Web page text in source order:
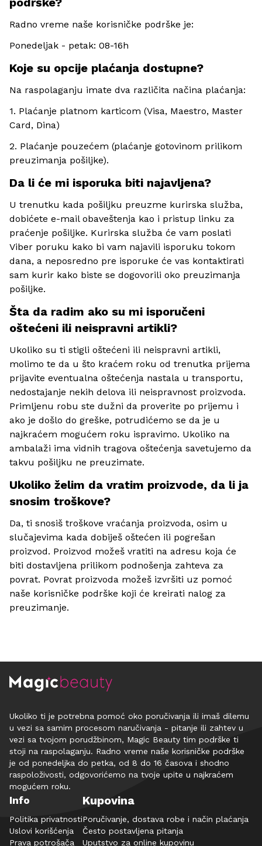
Radno vreme naše korisničke podrške je:
Ponedeljak - petak: 08-16h
Koje su opcije plaćanja dostupne?
Na raspolaganju imate dva različita načina plaćanja:
1. Plaćanje platnom karticom (Visa, Maestro, Master
Card, Dina)
2. Plaćanje pouzećem (plaćanje gotovinom prilikom
preuzimanja pošiljke).
Da li će mi isporuka biti najavljena?
U trenutku kada pošiljku preuzme kurirska služba,
dobićete e-mail obaveštenja kao i pristup linku za
praćenje pošiljke. Kurirska služba će vam poslati
Viber poruku kako bi vam najavili isporuku tokom
dana, a neposredno pre isporuke će vas kontaktirati
sam kurir kako biste se dogovorili oko preuzimanja
pošiljke.
Šta da radim ako su mi isporučeni
oštećeni ili neispravni artikli?
Ukoliko su ti stigli oštećeni ili neispravni artikli,
molimo te da u što kraćem roku od trenutka prijema
prijavite eventualna oštećenja nastala u transportu,
nedostajanje nekih delova ili neispravnost proizvoda.
Primljenu robu ste dužni da proverite po prijemu i
ako je došlo do greške, potrudićemo se da je u
najkraćem mogućem roku ispravimo. Ukoliko na
ambalaži ima vidnih tragova oštećenja savetujemo da
takvu pošiljku ne preuzimate.
Ukoliko želim da vratim proizvode, da li ja
snosim troškove?
Da, ti snosiš troškove vraćanja proizvoda, osim u
slučajevima kada dobiješ oštećen ili pogrešan
proizvod. Proizvod možeš vratiti na adresu koja će
biti dostavljena prilikom podnošenja zahteva za
povrat. Povrat proizvoda možeš izvršiti uz pomoć
naše korisničke podrške koji će kreirati nalog za
preuzimanje.
Ukoliko ti je potrebna pomoć oko poručivanja ili imaš dilemu
u vezi sa samim procesom naručivanja - pitanje ili zahtev u
vezi sa tvojom porudžbinom, Magic Beauty tim podrške ti
stoji na raspolaganju. Radno vreme naše korisničke podrške
je od ponedeljka do petka, od 8 do 16 časova i shodno
raspoloživosti, odgovorićemo na tvoje upite u najkraćem
mogućem roku.
Info
Politika privatnosti
Uslovi korišćenja
Prava potrošača
Kupovina
Poručivanje, dostava robe i način plaćanja
Često postavljena pitanja
Uputstvo za online kupovinu